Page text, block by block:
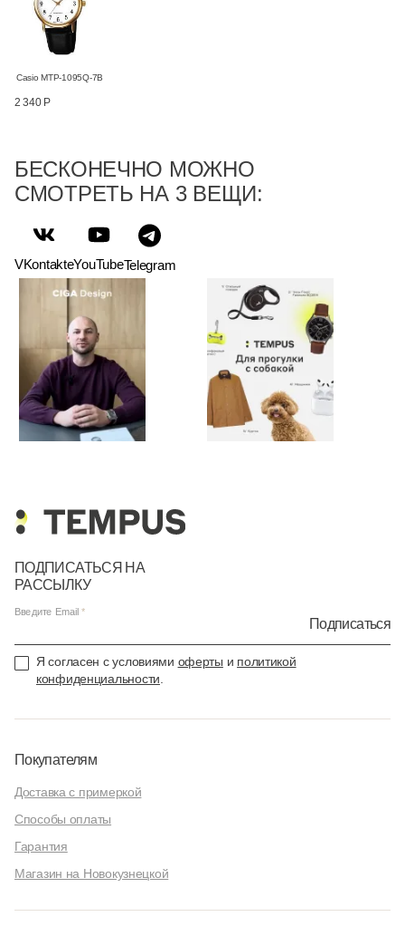
Casio MTP-1095Q-7B
2 340 Р
БЕСКОНЕЧНО МОЖНО
СМОТРЕТЬ НА 3 ВЕЩИ:
VKontakteYouTubeTelegram
ПОДПИСАТЬСЯ НА
РАССЫЛКУ
Введите Email
Подписаться
Я согласен с условиями оферты и политикой
конфиденциальности
Покупателям
Доставка с примеркой
Способы оплаты
Гарантия
Магазин на Новокузнецкой